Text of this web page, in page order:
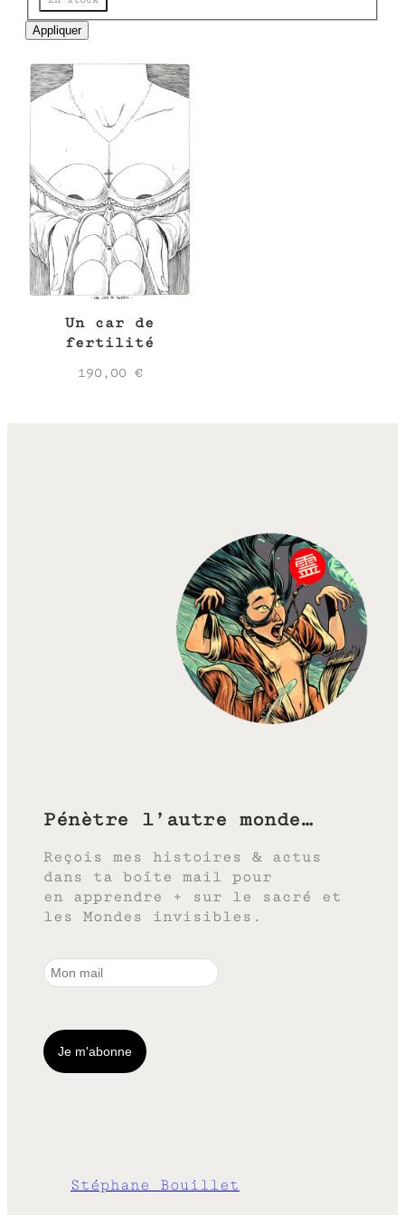
Appliquer
Un car de
fertilité
190,00 €
Pénètre l’autre monde…
Reçois mes histoires & actus
dans ta boîte mail pour
en apprendre + sur le sacré et
les Mondes invisibles.
Stéphane Bouillet